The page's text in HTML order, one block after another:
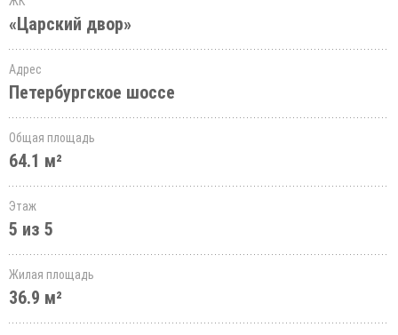
«Царский двор»
Адрес
Петербургское шоссе
Общая площадь
64.1 м²
Этаж
5 из 5
Жилая площадь
36.9 м²